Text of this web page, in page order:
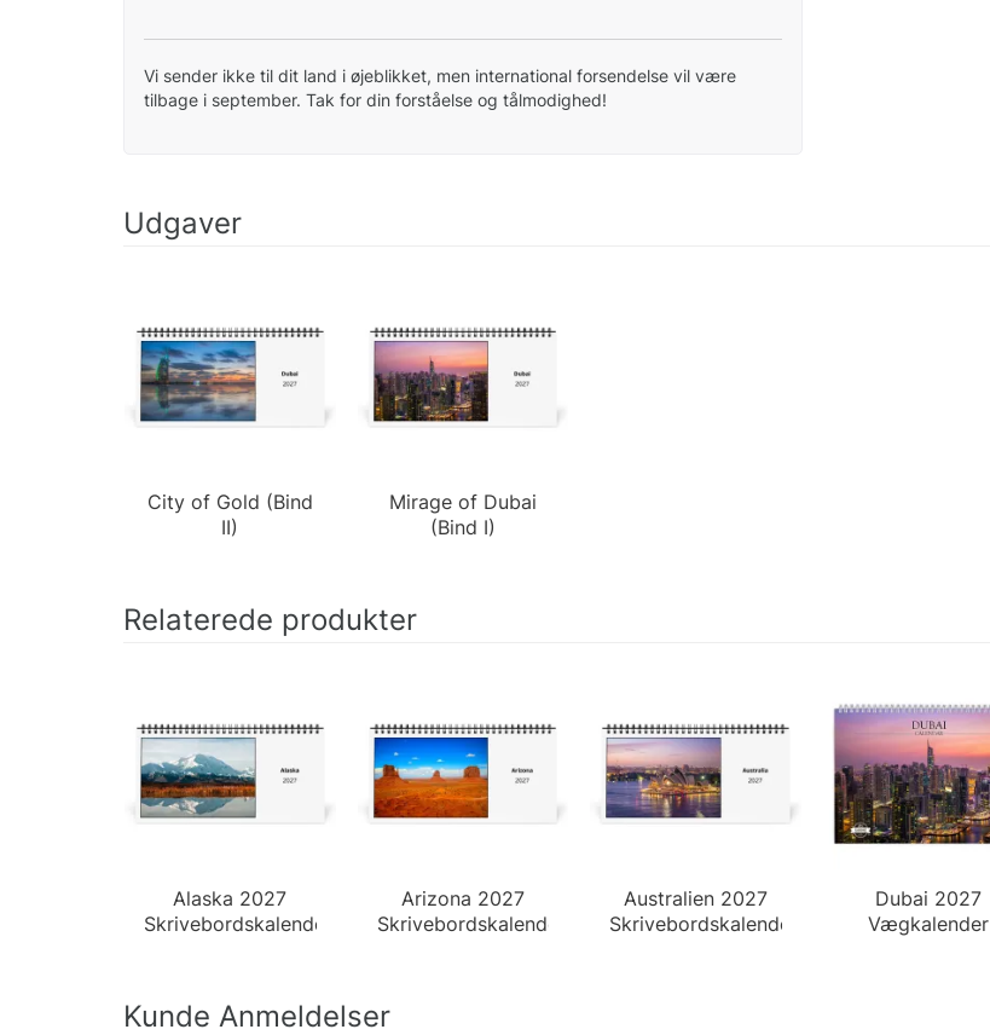
Vi sender ikke til dit land i øjeblikket, men international forsendelse vil være
tilbage i september. Tak for din forståelse og tålmodighed!
Udgaver
City of Gold (Bind
II)
Mirage of Dubai
(Bind I)
Relaterede produkter
Alaska 2027
Skrivebordskalender
Arizona 2027
Skrivebordskalender
Australien 2027
Skrivebordskalender
Dubai 2027
Vægkalender
Kunde Anmeldelser